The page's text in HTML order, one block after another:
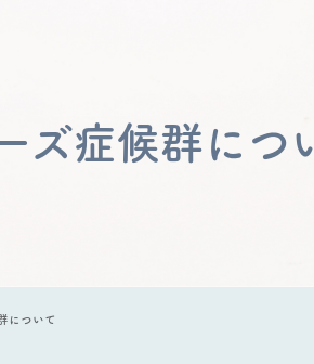
ズ症候群につ
について